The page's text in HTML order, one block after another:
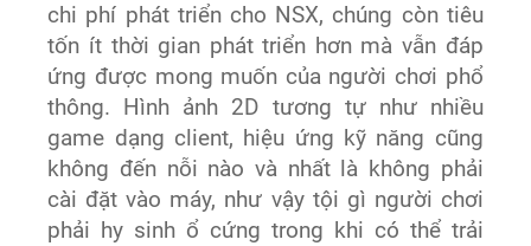
chi phí phát triển cho NSX, chúng còn tiêu
tốn ít thời gian phát triển hơn mà vẫn đáp
ứng được mong muốn của người chơi phổ
thông. Hình ảnh 2D tương tự như nhiều
game dạng client, hiệu ứng kỹ năng cũng
không đến nỗi nào và nhất là không phải
cài đặt vào máy, như vậy tội gì người chơi
phải hy sinh ổ cứng trong khi có thể trải